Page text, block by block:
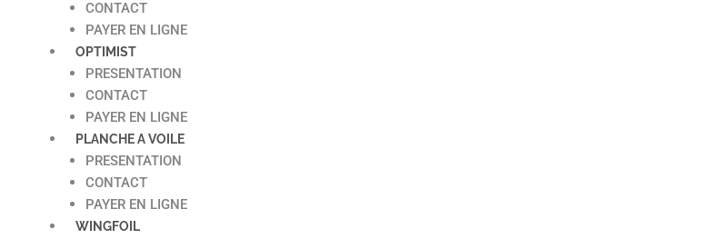
CONTACT
PAYER EN LIGNE
OPTIMIST
PRESENTATION
CONTACT
PAYER EN LIGNE
PLANCHE A VOILE
PRESENTATION
CONTACT
PAYER EN LIGNE
WINGFOIL